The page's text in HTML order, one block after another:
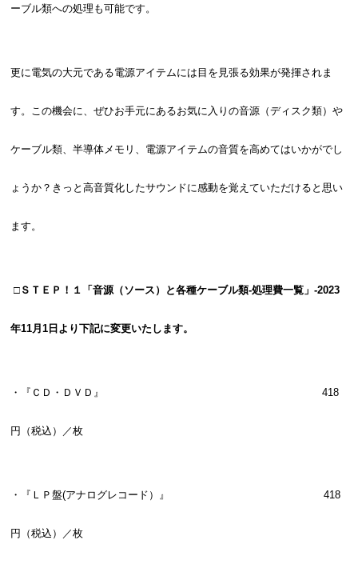
ーブル類への処理も可能です。
更に電気の大元である電源アイテムには目を見張る効果が発揮されま
す。この機会に、ぜひお手元にあるお気に入りの音源（ディスク類）や
ケーブル類、半導体メモリ、電源アイテムの音質を高めてはいかがでし
ょうか？きっと高音質化したサウンドに感動を覚えていただけると思い
ます。
□ＳＴＥＰ！１「音源（ソース）と各種ケーブル類-処理費一覧」-2023
年11月1日より下記に変更いたします。
・『ＣＤ・ＤＶＤ』 418
円（税込）／枚
・『ＬＰ盤(アナログレコード）』 418
円（税込）／枚